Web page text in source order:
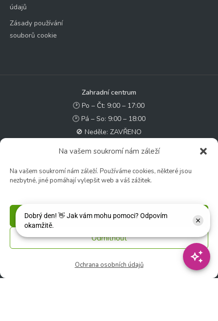
Na vašem soukromí nám záleží
Na vašem soukromí nám záleží. Používáme cookies, některé jsou
nezbytné, jiné pomáhají vylepšit web a váš zážitek.
Příjmout
Odmítnout
Ochrana osobních údajů
údajů
Zásady používání
souborů cookie
Zahradní centrum
🕑 Po – Čt: 9:00 – 17:00
🕑 Pá – So: 9:00 – 18:00
🚫 Neděle: ZAVŘENO
🕑 Ut – Pá: 9:00 - 12:00 │ 13:00 - 17:00
🕑 So: 9:00 – 15:00
Rychlý kontakt:
✉️ e-shop@zcstrakovo.cz
Sledujte nás: